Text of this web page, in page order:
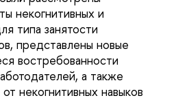
некогнитивных и
типа занятости
представлены новые
востребованности
а также
некогнитивных навыков